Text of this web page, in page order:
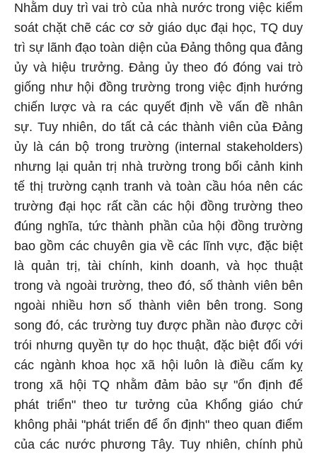
Nhằm duy trì vai trò của nhà nước trong việc kiểm
soát chặt chẽ các cơ sở giáo dục đại học, TQ duy
trì sự lãnh đạo toàn diện của Đảng thông qua đảng
ủy và hiệu trưởng. Đảng ủy theo đó đóng vai trò
giống như hội đồng trường trong việc định hướng
chiến lược và ra các quyết định về vấn đề nhân
sự. Tuy nhiên, do tất cả các thành viên của Đảng
ủy là cán bộ trong trường (internal stakeholders)
nhưng lại quản trị nhà trường trong bối cảnh kinh
tế thị trường cạnh tranh và toàn cầu hóa nên các
trường đại học rất cần các hội đồng trường theo
đúng nghĩa, tức thành phần của hội đồng trường
bao gồm các chuyên gia về các lĩnh vực, đặc biệt
là quản trị, tài chính, kinh doanh, và học thuật
trong và ngoài trường, theo đó, số thành viên bên
ngoài nhiều hơn số thành viên bên trong. Song
song đó, các trường tuy được phần nào được cởi
trói nhưng quyền tự do học thuật, đặc biệt đối với
các ngành khoa học xã hội luôn là điều cấm kỵ
trong xã hội TQ nhằm đảm bảo sự "ổn định để
phát triển" theo tư tưởng của Khổng giáo chứ
không phải "phát triển để ổn định" theo quan điểm
của các nước phương Tây. Tuy nhiên, chính phủ